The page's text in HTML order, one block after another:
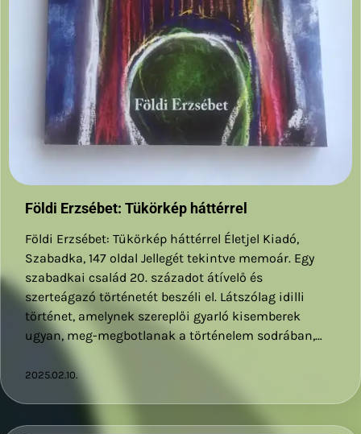
Földi Erzsébet: Tükörkép háttérrel
Földi Erzsébet: Tükörkép háttérrel Életjel Kiadó,
Szabadka, 147 oldal Jellegét tekintve memoár. Egy
szabadkai család 20. századot átívelő és
szerteágazó történetét beszéli el. Látszólag idilli
történet, amelynek szereplői gyarló kisemberek
ugyan, meg-megbotlanak a történelem sodrában,…
2025.02.10.